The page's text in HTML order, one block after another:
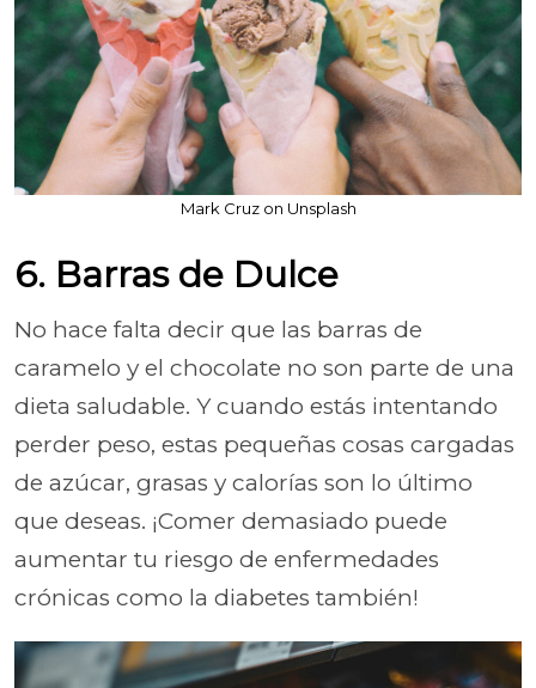
Mark Cruz on Unsplash
6. Barras de Dulce
No hace falta decir que las barras de
caramelo y el chocolate no son parte de una
dieta saludable. Y cuando estás intentando
perder peso, estas pequeñas cosas cargadas
de azúcar, grasas y calorías son lo último
que deseas. ¡Comer demasiado puede
aumentar tu riesgo de enfermedades
crónicas como la diabetes también!